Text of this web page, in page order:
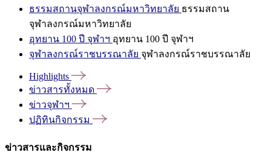
ธรรมสถานจุฬาลงกรณ์มหาวิทยาลัย ธรรมสถาน
จุฬาลงกรณ์มหาวิทยาลัย
อุทยาน 100 ปี จุฬาฯ อุทยาน 100 ปี จุฬาฯ
จุฬาลงกรณ์ราชบรรณาลัย จุฬาลงกรณ์ราชบรรณาลัย
Highlights
ข่าวสารทั้งหมด
ข่าวจุฬาฯ
ปฏิทินกิจกรรม
ข่าวสารและกิจกรรม